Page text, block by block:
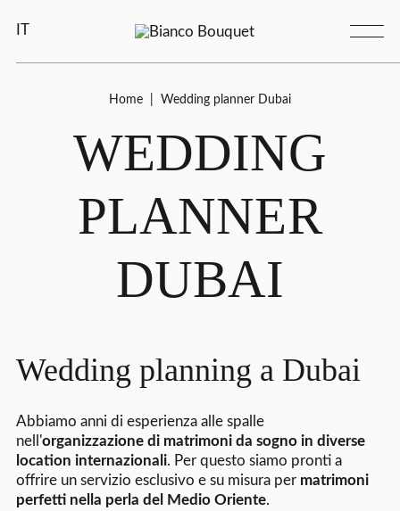
IT
Home Wedding planner Dubai
WEDDING
PLANNER
DUBAI
Wedding planning a Dubai
Abbiamo anni di esperienza alle spalle
nell'organizzazione di matrimoni da sogno in diverse
location internazionali. Per questo siamo pronti a
offrire un servizio esclusivo e su misura per matrimoni
perfetti nella perla del Medio Oriente.